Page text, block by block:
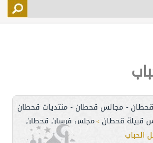
- مجالس قحطان - منتديات قحطان
قبيلة قحطان > مجلس فرسان قحطان
الحباب